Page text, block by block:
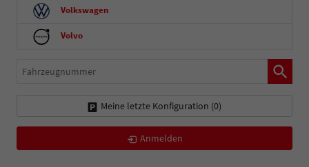
Volkswagen
Volvo
Fahrzeugnummer
Meine letzte Konfiguration (0)
Anmelden